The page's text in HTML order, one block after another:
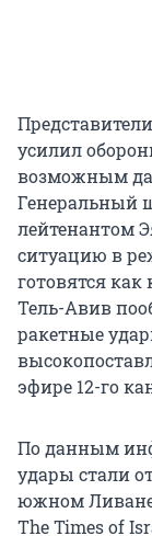
усилил
возможным
Генеральный
лейтенантом
ситуацию в
готовятся как
Тель-Авив
ракетные
эфире 12-го
По данным
удары стали
южном Ливане
The Times of